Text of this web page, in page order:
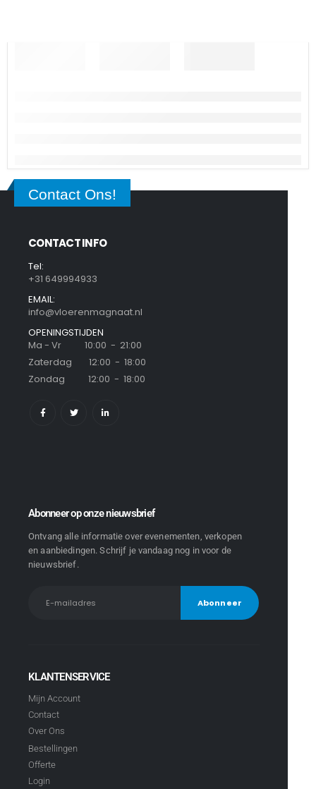
Contact Ons!
CONTACT INFO
Tel:
+31 649994933
EMAIL:
info@vloerenmagnaat.nl
OPENINGSTIJDEN
Ma - Vr 10:00 - 21:00
Zaterdag 12:00 - 18:00
Zondag 12:00 - 18:00
Abonneer op onze nieuwsbrief
Ontvang alle informatie over evenementen, verkopen
en aanbiedingen. Schrijf je vandaag nog in voor de
nieuwsbrief.
KLANTENSERVICE
Mijn Account
Contact
Over Ons
Bestellingen
Offerte
Login